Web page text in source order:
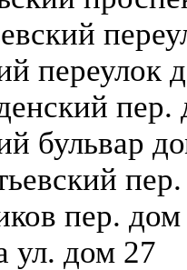
переулок
пер.
бульвар
пер.
ул. дом 27